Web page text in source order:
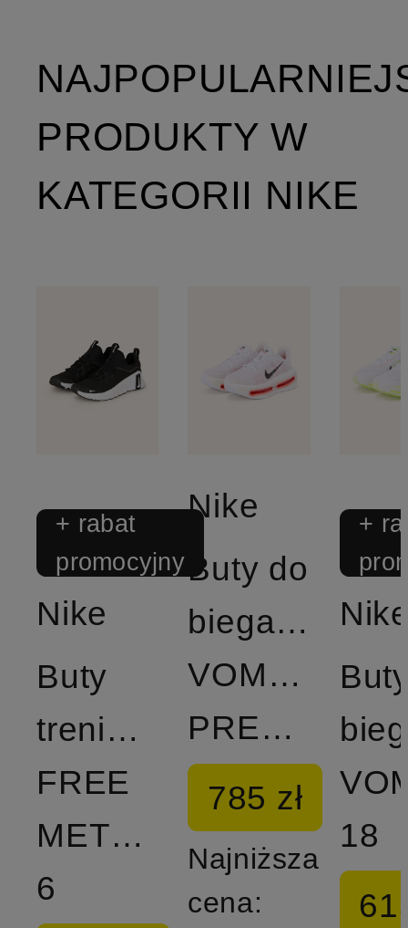
PRODUKTY W
KATEGORII NIKE
+ rabat
promocyjny
Nike
Buty
treningowe
FREE
METCON
6
Nike
Buty do
biegania
VOMERO
PREMIUM
785 zł
Najniższa
cena:
+
18